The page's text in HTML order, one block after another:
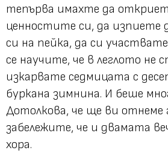
тепърва имахте да
ценностите си, да изпиете
си на пейка, да си
се научите, че в леглото не
изкарвате седмицата с
буркана зимнина. И беше
Дотолкова, че ще ви отнеме
забележите, че и двамата
хора.